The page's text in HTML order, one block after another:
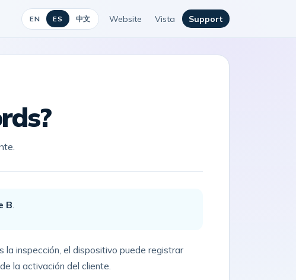
EN ES 中文 Website Vista Support
B
inspección, el dispositivo puede registrar
la activación del cliente.